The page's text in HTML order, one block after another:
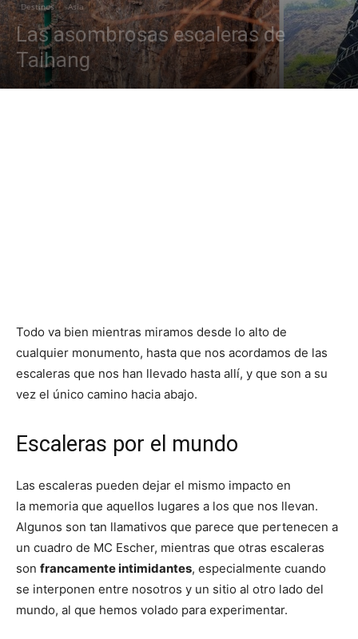
Destinos Asia
Las asombrosas escaleras de
Taihang
Todo va bien mientras miramos desde lo alto de
cualquier monumento, hasta que nos acordamos de las
escaleras que nos han llevado hasta allí, y que son a su
vez el único camino hacia abajo.
Escaleras por el mundo
Las escaleras pueden dejar el mismo impacto en
la memoria que aquellos lugares a los que nos llevan.
Algunos son tan llamativos que parece que pertenecen a
un cuadro de MC Escher, mientras que otras escaleras
son francamente intimidantes, especialmente cuando
se interponen entre nosotros y un sitio al otro lado del
mundo, al que hemos volado para experimentar.